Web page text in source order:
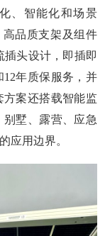
、智能化和场景
品质支架及组件
插头设计，即插即
12年质保服务，并
方案还搭载智能监
墅、露营、应急
应用边界。